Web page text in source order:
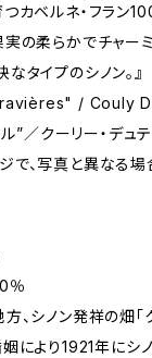
カベルネ・フラン
の柔らかでチャー
タイプのシノン。』
/ Couly
ル”／クーリー・デュ
、写真と異なる場
％
シノン発祥の畑「
により1921年にシ